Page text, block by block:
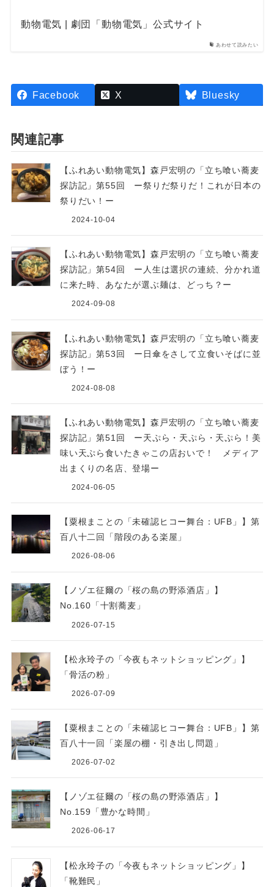
あわせて読みたい
動物電気 | 劇団「動物電気」公式サイト
Facebook X Bluesky
関連記事
【ふれあい動物電気】森戸宏明の「立ち喰い蕎麦
探訪記」第55回 ー祭りだ祭りだ！これが日本の
祭りだい！ー
2024-10-04
【ふれあい動物電気】森戸宏明の「立ち喰い蕎麦
探訪記」第54回 ー人生は選択の連続、分かれ道
に来た時、あなたが選ぶ麺は、どっち？ー
2024-09-08
【ふれあい動物電気】森戸宏明の「立ち喰い蕎麦
探訪記」第53回 ー日傘をさして立食いそばに並
ぼう！ー
2024-08-08
【ふれあい動物電気】森戸宏明の「立ち喰い蕎麦
探訪記」第51回 ー天ぷら・天ぷら・天ぷら！美
味い天ぷら食いたきゃこの店おいで！ メディア
出まくりの名店、登場ー
2024-06-05
【粟根まことの「未確認ヒコー舞台：UFB」】第
百八十二回「階段のある楽屋」
2026-08-06
【ノゾエ征爾の「桜の島の野添酒店」】
No.160「十割蕎麦」
2026-07-15
【松永玲子の「今夜もネットショッピング」】
「骨活の粉」
2026-07-09
【粟根まことの「未確認ヒコー舞台：UFB」】第
百八十一回「楽屋の棚・引き出し問題」
2026-07-02
【ノゾエ征爾の「桜の島の野添酒店」】
No.159「豊かな時間」
2026-06-17
【松永玲子の「今夜もネットショッピング」】
「靴難民」